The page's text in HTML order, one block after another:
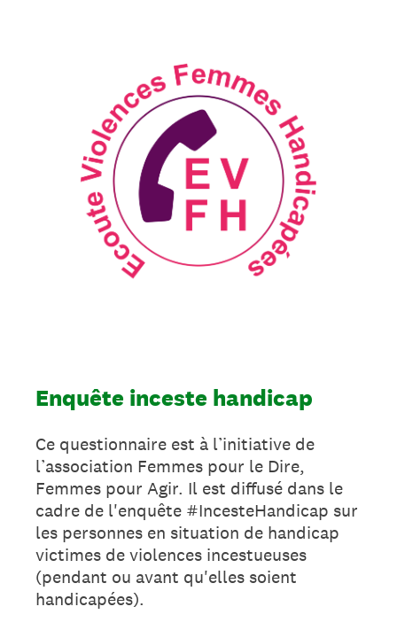
Enquête inceste handicap
Ce questionnaire est à l’initiative de
l’association Femmes pour le Dire,
Femmes pour Agir. Il est diffusé dans le
cadre de l'enquête #IncesteHandicap sur
les personnes en situation de handicap
victimes de violences incestueuses
(pendant ou avant qu'elles soient
handicapées).